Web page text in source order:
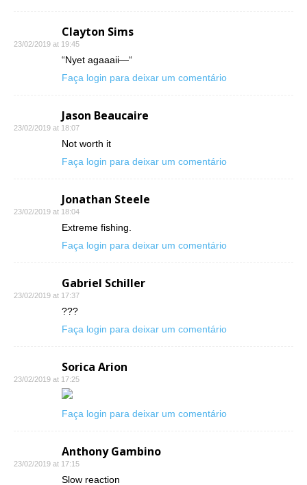
Clayton Sims
23/02/2019 at 19:45
“Nyet agaaaii—“
Faça login para deixar um comentário
Jason Beaucaire
23/02/2019 at 18:07
Not worth it
Faça login para deixar um comentário
Jonathan Steele
23/02/2019 at 18:04
Extreme fishing.
Faça login para deixar um comentário
Gabriel Schiller
23/02/2019 at 17:37
???
Faça login para deixar um comentário
Sorica Arion
23/02/2019 at 17:25
Faça login para deixar um comentário
Anthony Gambino
23/02/2019 at 17:15
Slow reaction